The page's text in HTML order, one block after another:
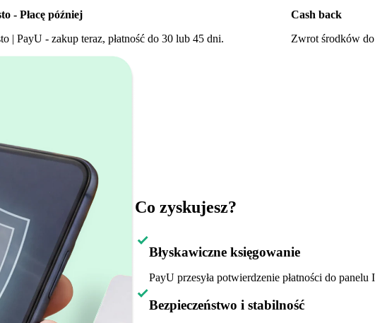
- Płacę później
| PayU - zakup teraz, płatność do 30 lub 45 dni.
Cash back
Zwrot środków
Co zyskujesz?
Błyskawiczne księgowanie
PayU przesyła potwierdzenie płatności do
Bezpieczeństwo i stabilność